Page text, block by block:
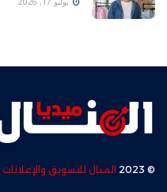
© 2023 المنال للتسويق والإعلانات